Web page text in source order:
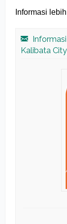
Informasi
Kalibata City